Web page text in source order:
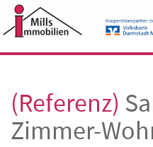
Skip
to
(Referenz)
Zimmer-